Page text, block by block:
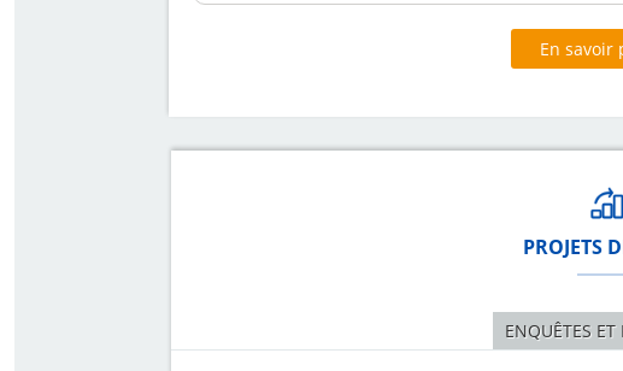
En savoir
PROJETS
ENQUÊTES ET